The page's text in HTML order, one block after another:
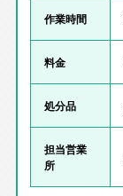
作業時間
料金
処分品
担当営業
所